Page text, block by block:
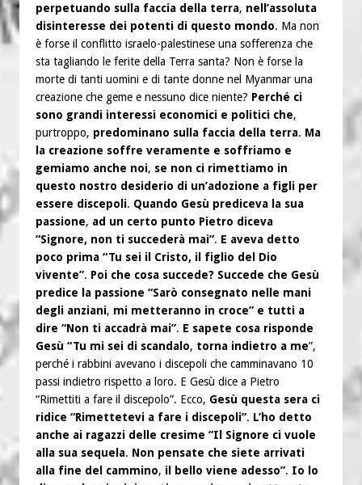
perpetuando sulla faccia della terra, nell’assoluta
disinteresse dei potenti di questo mondo. Ma non
è forse il conflitto israelo-palestinese una sofferenza che
sta tagliando le ferite della Terra santa? Non è forse la
morte di tanti uomini e di tante donne nel Myanmar una
creazione che geme e nessuno dice niente? Perché ci
sono grandi interessi economici e politici che,
purtroppo, predominano sulla faccia della terra. Ma
la creazione soffre veramente e soffriamo e
gemiamo anche noi, se non ci rimettiamo in
questo nostro desiderio di un’adozione a figli per
essere discepoli. Quando Gesù prediceva la sua
passione, ad un certo punto Pietro diceva
“Signore, non ti succederà mai”. E aveva detto
poco prima “Tu sei il Cristo, il figlio del Dio
vivente”. Poi che cosa succede? Succede che Gesù
predice la passione “Sarò consegnato nelle mani
degli anziani, mi metteranno in croce” e tutti a
dire “Non ti accadrà mai”. E sapete cosa risponde
Gesù “Tu mi sei di scandalo, torna indietro a me”,
perché i rabbini avevano i discepoli che camminavano 10
passi indietro rispetto a loro. E Gesù dice a Pietro
“Rimettiti a fare il discepolo”. Ecco, Gesù questa sera ci
ridice “Rimettetevi a fare i discepoli”. L’ho detto
anche ai ragazzi delle cresime “Il Signore ci vuole
alla sua sequela. Non pensate che siete arrivati
alla fine del cammino, il bello viene adesso”. Io lo